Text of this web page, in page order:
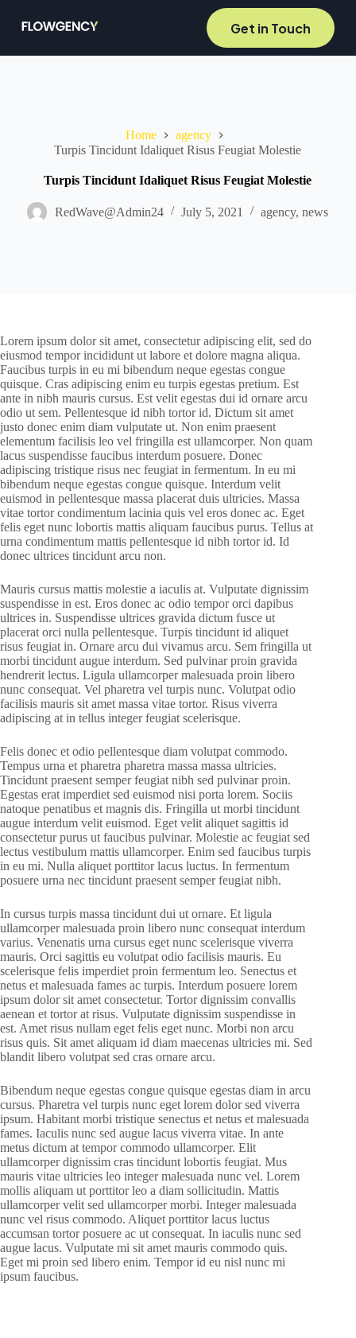
k
p
Get in Touch
Home
agency
Turpis Tincidunt Idaliquet Risus Feugiat Molestie
Turpis Tincidunt Idaliquet Risus Feugiat Molestie
RedWave@Admin24 July 5, 2021 agency,news
Lorem ipsum dolor sit amet, consectetur adipiscing elit, sed do
eiusmod tempor incididunt ut labore et dolore magna aliqua.
Faucibus turpis in eu mi bibendum neque egestas congue
quisque. Cras adipiscing enim eu turpis egestas pretium. Est
ante in nibh mauris cursus. Est velit egestas dui id ornare arcu
odio ut sem. Pellentesque id nibh tortor id. Dictum sit amet
justo donec enim diam vulputate ut. Non enim praesent
elementum facilisis leo vel fringilla est ullamcorper. Non quam
lacus suspendisse faucibus interdum posuere. Donec
adipiscing tristique risus nec feugiat in fermentum. In eu mi
bibendum neque egestas congue quisque. Interdum velit
euismod in pellentesque massa placerat duis ultricies. Massa
vitae tortor condimentum lacinia quis vel eros donec ac. Eget
felis eget nunc lobortis mattis aliquam faucibus purus. Tellus at
urna condimentum mattis pellentesque id nibh tortor id. Id
donec ultrices tincidunt arcu non.
Mauris cursus mattis molestie a iaculis at. Vulputate dignissim
suspendisse in est. Eros donec ac odio tempor orci dapibus
ultrices in. Suspendisse ultrices gravida dictum fusce ut
placerat orci nulla pellentesque. Turpis tincidunt id aliquet
risus feugiat in. Ornare arcu dui vivamus arcu. Sem fringilla ut
morbi tincidunt augue interdum. Sed pulvinar proin gravida
hendrerit lectus. Ligula ullamcorper malesuada proin libero
nunc consequat. Vel pharetra vel turpis nunc. Volutpat odio
facilisis mauris sit amet massa vitae tortor. Risus viverra
adipiscing at in tellus integer feugiat scelerisque.
Felis donec et odio pellentesque diam volutpat commodo.
Tempus urna et pharetra pharetra massa massa ultricies.
Tincidunt praesent semper feugiat nibh sed pulvinar proin.
Egestas erat imperdiet sed euismod nisi porta lorem. Sociis
natoque penatibus et magnis dis. Fringilla ut morbi tincidunt
augue interdum velit euismod. Eget velit aliquet sagittis id
consectetur purus ut faucibus pulvinar. Molestie ac feugiat sed
lectus vestibulum mattis ullamcorper. Enim sed faucibus turpis
in eu mi. Nulla aliquet porttitor lacus luctus. In fermentum
posuere urna nec tincidunt praesent semper feugiat nibh.
In cursus turpis massa tincidunt dui ut ornare. Et ligula
ullamcorper malesuada proin libero nunc consequat interdum
varius. Venenatis urna cursus eget nunc scelerisque viverra
mauris. Orci sagittis eu volutpat odio facilisis mauris. Eu
scelerisque felis imperdiet proin fermentum leo. Senectus et
netus et malesuada fames ac turpis. Interdum posuere lorem
ipsum dolor sit amet consectetur. Tortor dignissim convallis
aenean et tortor at risus. Vulputate dignissim suspendisse in
est. Amet risus nullam eget felis eget nunc. Morbi non arcu
risus quis. Sit amet aliquam id diam maecenas ultricies mi. Sed
blandit libero volutpat sed cras ornare arcu.
Bibendum neque egestas congue quisque egestas diam in arcu
cursus. Pharetra vel turpis nunc eget lorem dolor sed viverra
ipsum. Habitant morbi tristique senectus et netus et malesuada
fames. Iaculis nunc sed augue lacus viverra vitae. In ante
metus dictum at tempor commodo ullamcorper. Elit
ullamcorper dignissim cras tincidunt lobortis feugiat. Mus
mauris vitae ultricies leo integer malesuada nunc vel. Lorem
mollis aliquam ut porttitor leo a diam sollicitudin. Mattis
ullamcorper velit sed ullamcorper morbi. Integer malesuada
nunc vel risus commodo. Aliquet porttitor lacus luctus
accumsan tortor posuere ac ut consequat. In iaculis nunc sed
augue lacus. Vulputate mi sit amet mauris commodo quis.
Eget mi proin sed libero enim. Tempor id eu nisl nunc mi
ipsum faucibus.